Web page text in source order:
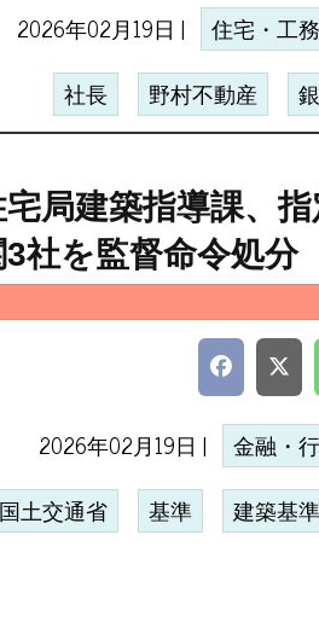
2026年02月19日 | 住宅・工
社長 野村不動産
局建築指導課、指
社を監督命令処分
2026年02月19日 | 金融・
国土交通省 基準 建築基